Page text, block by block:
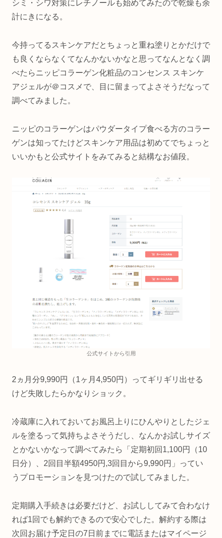
シミ・シワ対策にレチノールも始めてみたので乾燥も余
計にきになる。
今持ってるスキンケアだとちょっと重ね塗りとかだけで
も良くならなくてなんかないかなと思ってなんとなく調
べたらニッピコラーゲン化粧品のコンセンス スキンケ
アジェルが＠コスメで、目に留まってよさそうだなって
調べてみました。
ニッピのコラーゲンはパウダータイプ食べる方のコラー
ゲンは知ってたけどスキンケア用品は初めてでちょっと
いいかもと公式サイトをみてみると結構なお値段。
公式サイトから引用
2ヵ月分9,990円（1ヶ月4,950円）ってギリギリ出せる
けど失敗したらかなりショック。
冷蔵庫に入れておいてお風呂上りにひんやりとしたジェ
ルを塗るって気持ちよさそうだし、なんかお試しサイズ
とかないかなって調べてみたら「定期初回1,100円（10
日分）、2回目半額4950円,3回目から9,990円」ってい
うプロモーションを見つけたので試してみました。
定期購入手続きは必要だけど、お試ししてみて合わなけ
れば1回でも解約できるので安心でした。解約する際は
次回お届け予定日の7日前までに電話またはマイページ